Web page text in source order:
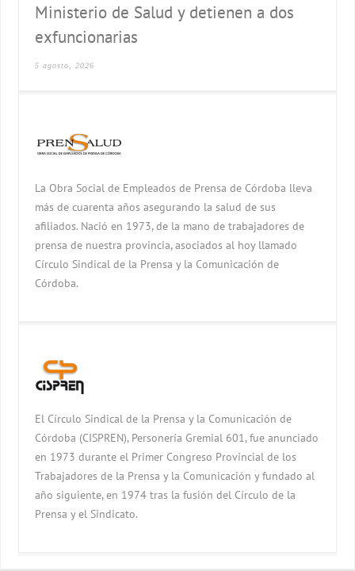
Ministerio de Salud y detienen a dos
exfuncionarias
5 agosto, 2026
La Obra Social de Empleados de Prensa de Córdoba lleva
más de cuarenta años asegurando la salud de sus
afiliados. Nació en 1973, de la mano de trabajadores de
prensa de nuestra provincia, asociados al hoy llamado
Círculo Sindical de la Prensa y la Comunicación de
Córdoba.
El Círculo Sindical de la Prensa y la Comunicación de
Córdoba (CISPREN), Personería Gremial 601, fue anunciado
en 1973 durante el Primer Congreso Provincial de los
Trabajadores de la Prensa y la Comunicación y fundado al
año siguiente, en 1974 tras la fusión del Círculo de la
Prensa y el Sindicato.